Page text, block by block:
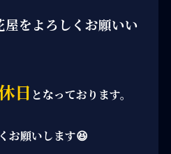
をよろしくお願いい
日 となっております。
お願いします😆